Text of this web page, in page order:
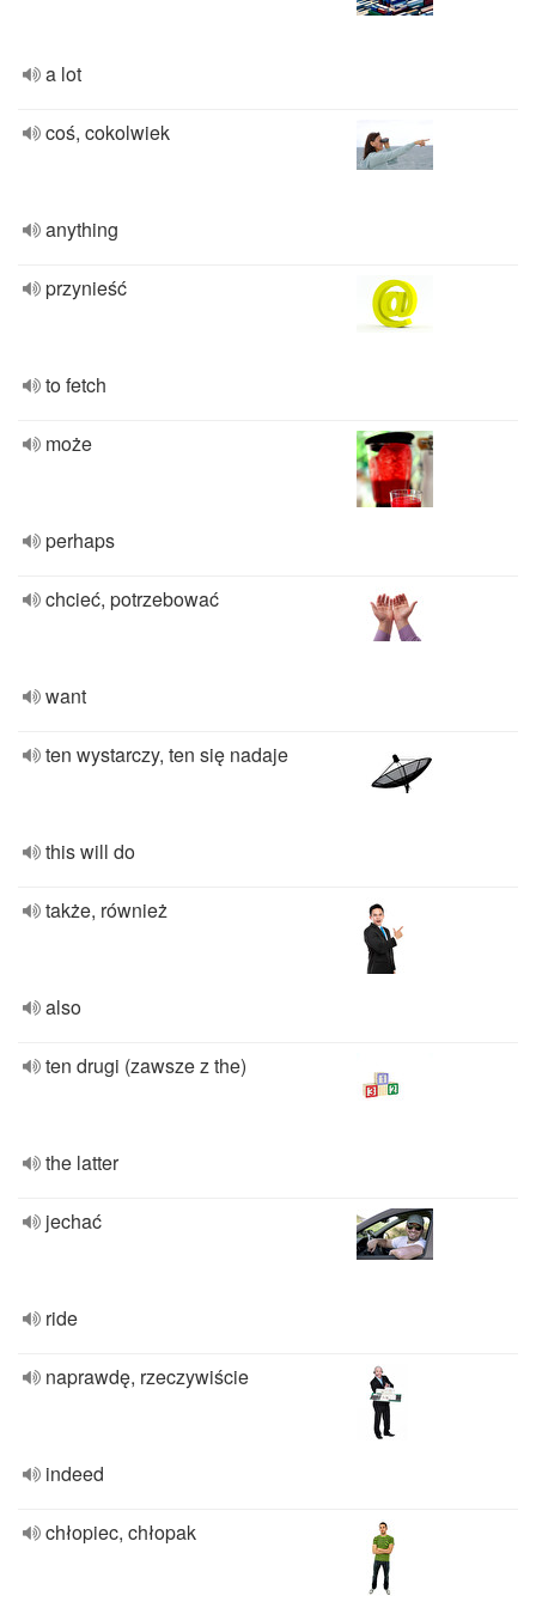
a lot
coś, cokolwiek
anything
przynieść
to fetch
może
perhaps
chcieć, potrzebować
want
ten wystarczy, ten się nadaje
this will do
także, również
also
ten drugi (zawsze z the)
the latter
jechać
ride
naprawdę, rzeczywiście
indeed
chłopiec, chłopak